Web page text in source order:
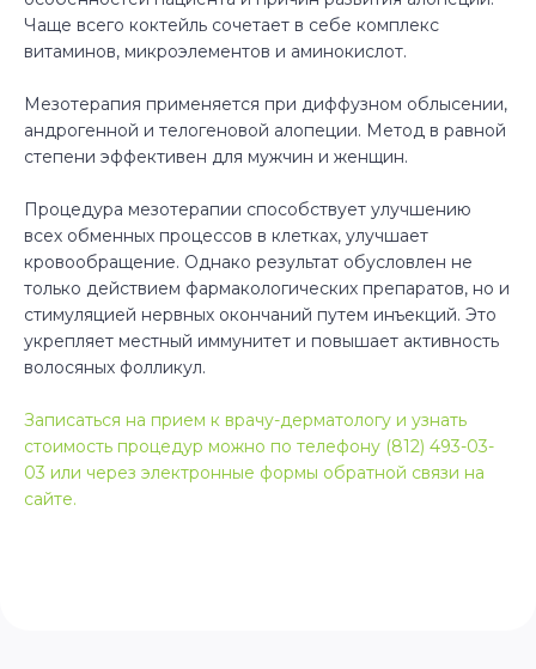
Чаще всего коктейль сочетает в себе комплекс
витаминов, микроэлементов и аминокислот.
Мезотерапия применяется при диффузном облысении,
андрогенной и телогеновой алопеции. Метод в равной
степени эффективен для мужчин и женщин.
Процедура мезотерапии способствует улучшению
всех обменных процессов в клетках, улучшает
кровообращение. Однако результат обусловлен не
только действием фармакологических препаратов, но и
стимуляцией нервных окончаний путем инъекций. Это
укрепляет местный иммунитет и повышает активность
волосяных фолликул.
Записаться на прием к врачу-дерматологу и узнать
стоимость процедур можно по телефону (812) 493-03-
03 или через электронные формы обратной связи на
сайте.